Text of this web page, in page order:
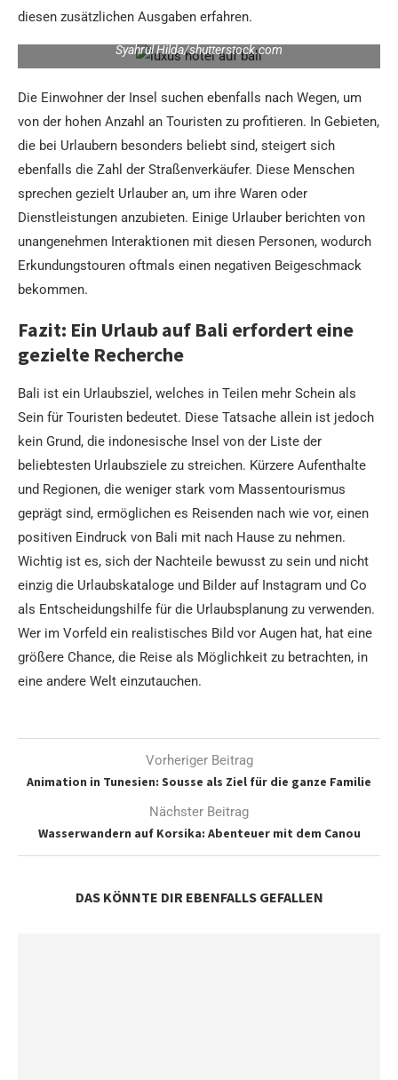
diesen zusätzlichen Ausgaben erfahren.
Syahrul Hilda/shutterstock.com
Die Einwohner der Insel suchen ebenfalls nach Wegen, um
von der hohen Anzahl an Touristen zu profitieren. In Gebieten,
die bei Urlaubern besonders beliebt sind, steigert sich
ebenfalls die Zahl der Straßenverkäufer. Diese Menschen
sprechen gezielt Urlauber an, um ihre Waren oder
Dienstleistungen anzubieten. Einige Urlauber berichten von
unangenehmen Interaktionen mit diesen Personen, wodurch
Erkundungstouren oftmals einen negativen Beigeschmack
bekommen.
Fazit: Ein Urlaub auf Bali erfordert eine
gezielte Recherche
Bali ist ein Urlaubsziel, welches in Teilen mehr Schein als
Sein für Touristen bedeutet. Diese Tatsache allein ist jedoch
kein Grund, die indonesische Insel von der Liste der
beliebtesten Urlaubsziele zu streichen. Kürzere Aufenthalte
und Regionen, die weniger stark vom Massentourismus
geprägt sind, ermöglichen es Reisenden nach wie vor, einen
positiven Eindruck von Bali mit nach Hause zu nehmen.
Wichtig ist es, sich der Nachteile bewusst zu sein und nicht
einzig die Urlaubskataloge und Bilder auf Instagram und Co
als Entscheidungshilfe für die Urlaubsplanung zu verwenden.
Wer im Vorfeld ein realistisches Bild vor Augen hat, hat eine
größere Chance, die Reise als Möglichkeit zu betrachten, in
eine andere Welt einzutauchen.
Vorheriger Beitrag
Animation in Tunesien: Sousse als Ziel für die ganze Familie
Nächster Beitrag
Wasserwandern auf Korsika: Abenteuer mit dem Canou
DAS KÖNNTE DIR EBENFALLS GEFALLEN